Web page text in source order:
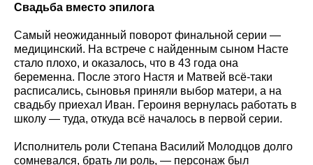
Свадьба вместо эпилога
Самый неожиданный поворот финальной серии —
медицинский. На встрече с найденным сыном Насте
стало плохо, и оказалось, что в 43 года она
беременна. После этого Настя и Матвей всё-таки
расписались, сыновья приняли выбор матери, а на
свадьбу приехал Иван. Героиня вернулась работать в
школу — туда, откуда всё началось в первой серии.
Исполнитель роли Степана Василий Молодцов долго
сомневался, брать ли роль, — персонаж был